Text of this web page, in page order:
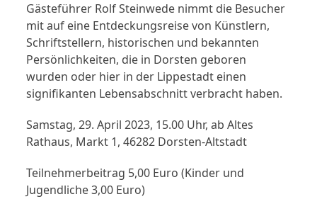
Gästeführer Rolf Steinwede nimmt die Besucher
mit auf eine Entdeckungsreise von Künstlern,
Schriftstellern, historischen und bekannten
Persönlichkeiten, die in Dorsten geboren
wurden oder hier in der Lippestadt einen
signifikanten Lebensabschnitt verbracht haben.
Samstag, 29. April 2023, 15.00 Uhr, ab Altes
Rathaus, Markt 1, 46282 Dorsten-Altstadt
Teilnehmerbeitrag 5,00 Euro (Kinder und
Jugendliche 3,00 Euro)